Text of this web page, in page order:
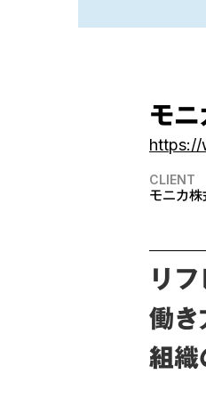
モ
https://
CLIENT
モニカ
リ
働き
組織